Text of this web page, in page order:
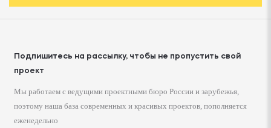
Подпишитесь на рассылку, чтобы не пропустить свой
проект
Мы работаем с ведущими проектными бюро России и зарубежья,
поэтому наша база современных и красивых проектов, пополняется
еженедельно